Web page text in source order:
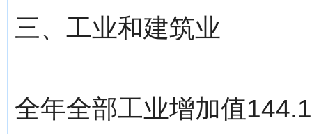
三、工业和建筑业
全年全部工业增加值